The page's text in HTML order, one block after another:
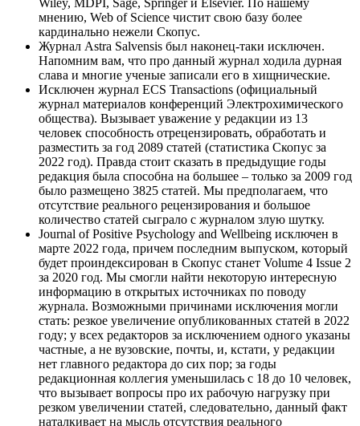
мнению, Web of Science чистит свою базу более
кардинально нежели Скопус.
Журнал Astra Salvensis был наконец-таки исключен.
Напомним вам, что про данный журнал ходила дурная
слава и многие ученые записали его в хищнические.
Исключен журнал ECS Transactions (официальный
журнал материалов конференций Электрохимического
общества). Вызывает уважение у редакции из 13
человек способность отрецензировать, обработать и
разместить за год 2089 статей (статистика Скопус за
2022 год). Правда стоит сказать в предыдущие годы
редакция была способна на большее – только за 2009 год
было размещено 3825 статей. Мы предполагаем, что
отсутствие реального рецензирования и большое
количество статей сыграло с журналом злую шутку.
Journal of Positive Psychology and Wellbeing исключен в
марте 2022 года, причем последним выпуском, который
будет проиндексирован в Скопус станет Volume 4 Issue 2
за 2020 год. Мы смогли найти некоторую интересную
информацию в открытых источниках по поводу
журнала. Возможными причинами исключения могли
стать: резкое увеличение опубликованных статей в 2022
году; у всех редакторов за исключением одного указаны
частные, а не вузовские, почты, и, кстати, у редакции
нет главного редактора до сих пор; за годы
редакционная коллегия уменьшилась с 18 до 10 человек,
что вызывает вопросы про их рабочую нагрузку при
резком увеличении статей, следовательно, данный факт
наталкивает на мысль отсутствия реального